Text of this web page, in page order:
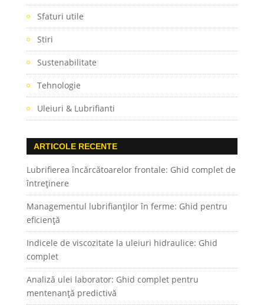
Sfaturi utile
Stiri
Sustenabilitate
Tehnologie
Uleiuri & Lubrifianti
ARTICOLE RECENTE
Lubrifierea încărcătoarelor frontale: Ghid complet de
întreținere
Managementul lubrifianților în ferme: Ghid pentru
eficiență
Indicele de viscozitate la uleiuri hidraulice: Ghid
complet
Analiză ulei laborator: Ghid complet pentru
mentenanță predictivă